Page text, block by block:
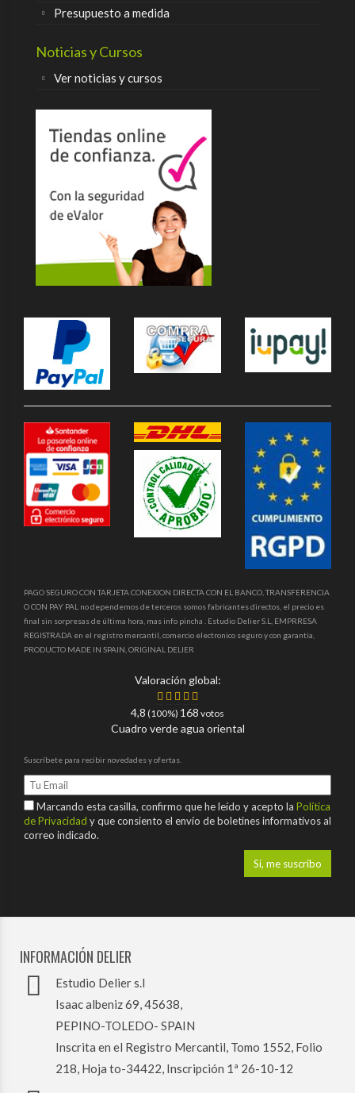
Presupuesto a medida
Noticias y Cursos
Ver noticias y cursos
PAGO SEGURO CON TARJETA CONEXION DIRECTA CON EL BANCO, TRANSFERENCIA
O CON PAY PAL no dependemos de terceros somos fabricantes directos, el precio es
final sin sorpresas de última hora, mas info pincha . Estudio Delier S.L, EMPRRESA
REGISTRADA en el registro mercantil, comercio electronico seguro y con garantia,
PRODUCTO MADE IN SPAIN, ORIGINAL DELIER
Valoración global:
4,8 (100%) 168 votos
Cuadro verde agua oriental
Suscríbete para recibir novedades y ofertas.
Marcando esta casilla, confirmo que he leído y acepto la Política
de Privacidad y que consiento el envío de boletines informativos al
correo indicado.
INFORMACIÓN DELIER
Estudio Delier s.l
Isaac albeniz 69, 45638,
PEPINO-TOLEDO- SPAIN
Inscrita en el Registro Mercantil, Tomo 1552, Folio
218, Hoja to-34422, Inscripción 1ª 26-10-12